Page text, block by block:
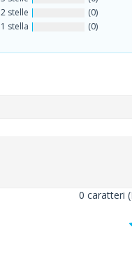
2 stelle
(0)
1 stella
(0)
0 caratteri